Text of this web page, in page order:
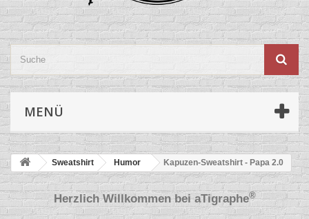
MENÜ
Sweatshirt Humor Kapuzen-Sweatshirt - Papa 2.0
Herzlich Willkommen beiaTigraphe®